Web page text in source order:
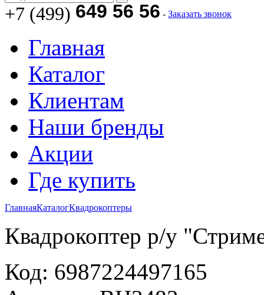
+7 (499) 649 56 56 - Заказать звонок
Главная
Каталог
Клиентам
Наши бренды
Акции
Где купить
ГлавнаяКаталогКвадрокоптеры
Квадрокоптер р/у
Код: 6987224497165